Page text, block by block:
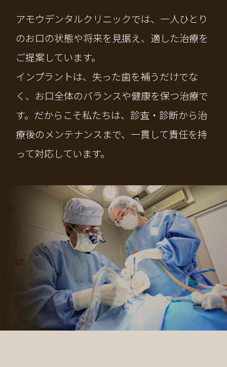
アモウデンタルクリニックでは、一人ひとり
のお口の状態や将来を見据え、適した治療を
ご提案しています。
インプラントは、失った歯を補うだけでな
く、お口全体のバランスや健康を保つ治療で
す。だからこそ私たちは、診査・診断から治
療後のメンテナンスまで、一貫して責任を持
って対応しています。